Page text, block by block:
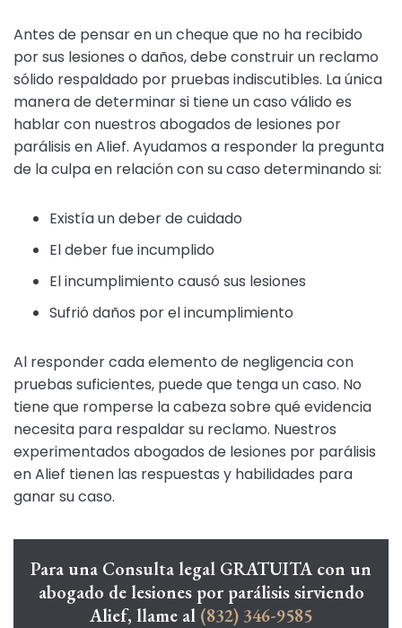
Antes de pensar en un cheque que no ha recibido
por sus lesiones o daños, debe construir un reclamo
sólido respaldado por pruebas indiscutibles. La única
manera de determinar si tiene un caso válido es
hablar con nuestros abogados de lesiones por
parálisis en Alief. Ayudamos a responder la pregunta
de la culpa en relación con su caso determinando si:
Existía un deber de cuidado
El deber fue incumplido
El incumplimiento causó sus lesiones
Sufrió daños por el incumplimiento
Al responder cada elemento de negligencia con
pruebas suficientes, puede que tenga un caso. No
tiene que romperse la cabeza sobre qué evidencia
necesita para respaldar su reclamo. Nuestros
experimentados abogados de lesiones por parálisis
en Alief tienen las respuestas y habilidades para
ganar su caso.
Para una Consulta legal GRATUITA con un
abogado de lesiones por parálisis sirviendo
Alief, llame al (832) 346-9585